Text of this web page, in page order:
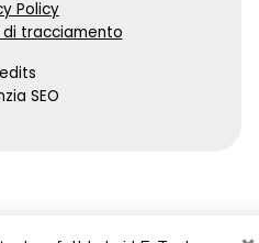
Policy
tracciamento
SEO